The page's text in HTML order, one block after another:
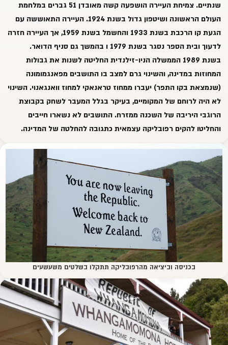
שנתיים. צמיחת העיירה הושפעה קשה מאובדן 51 גברים במלחמת
העולם הראשונה ושיטפון גדול בשנת 1924. העיירה התאוששה עם
הגעת קו הרכבת בשנת 1933 והחשמל בשנת 1959, אך העיירה חזרה
לדעוך ובית הספר נסגר בשנת 1979 ו בהמשך גם סניף הדואר.
בשנת 1989 הממשלה הניו-זילנדית החליטה לשנות את גבולות
המחוזות במדינה, והשינוי גרם למצב בו התושבים מפאנגמומונה
(שנמצאת בקו התפר) יעברו ממחוז טראנאקי למחוז וואנגאנוי. השינוי
לא היה לרוחם של המקומיים, בעיקר בגלל המעבר לשחק בקבוצת
הרוגבי היריבה של השכנה ממזרח. התושבים לא נשארו חייבים
והחליטו להקים רפובליקה עצמאית כתגובה להחלטה של המדינה.
בכניסה וביציאה מהרפובליקה תתקלו בשלטים משעשעים